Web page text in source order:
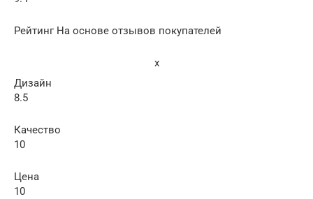
Рейтинг На основе отзывов покупателей
x
Дизайн
8.5
Качество
10
Цена
10